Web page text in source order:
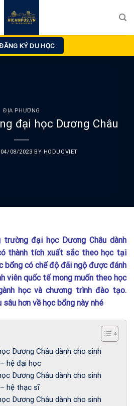
KÝ DU HỌC
ĐỊA PHƯƠNG
đại học Dương Châu
04/08/2023 BY HODUCVIET
đại học Dương Châu dành
thành tích xuất sắc theo học tại
bổng có chế độ đãi ngộ được đánh
viên quốc tế mong muốn theo học
học và chương trình đào tạo.
hơn về học bổng này nhé
Dương Châu dành cho sinh
hệ đại học
Dương Châu dành cho sinh
hệ thạc sĩ
Dương Châu dành cho sinh